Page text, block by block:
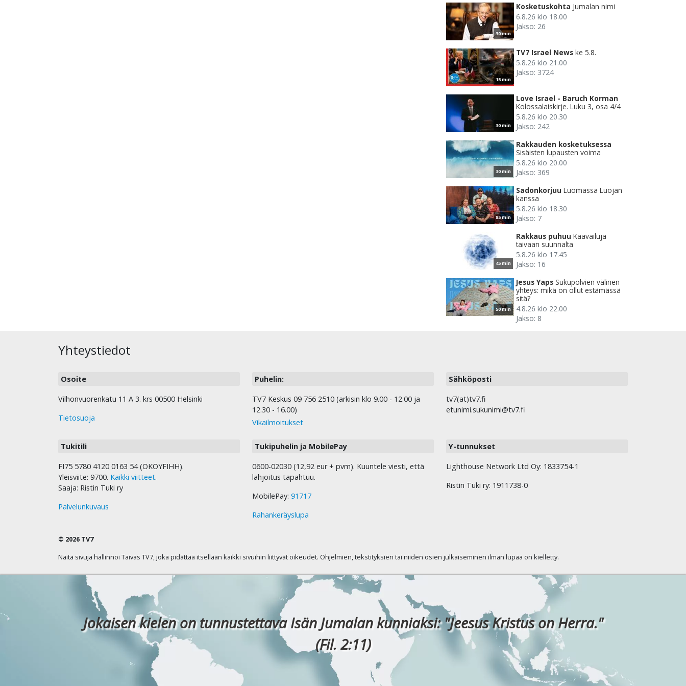
30 min
Kosketuskohta Jumalan nimi
6.8.26 klo 18.00
Jakso: 26
15 min
TV7 Israel News ke 5.8.
5.8.26 klo 21.00
Jakso: 3724
30 min
Love Israel - Baruch Korman
Kolossalaiskirje. Luku 3, osa 4/4
5.8.26 klo 20.30
Jakso: 242
30 min
Rakkauden kosketuksessa
Sisäisten lupausten voima
5.8.26 klo 20.00
Jakso: 369
85 min
Sadonkorjuu Luomassa Luojan
kanssa
5.8.26 klo 18.30
Jakso: 7
45 min
Rakkaus puhuu Kaavailuja
taivaan suunnalta
5.8.26 klo 17.45
Jakso: 16
50 min
Jesus Yaps Sukupolvien välinen
yhteys: mikä on ollut estämässä
sitä?
4.8.26 klo 22.00
Jakso: 8
Yhteystiedot
Osoite
Vilhonvuorenkatu 11 A 3. krs 00500 Helsinki
Tietosuoja
Puhelin:
TV7 Keskus 09 756 2510 (arkisin klo 9.00 - 12.00 ja
12.30 - 16.00)
Vikailmoitukset
Sähköposti
tv7(at)tv7.fi
etunimi.sukunimi@tv7.fi
Tukitili
FI75 5780 4120 0163 54 (OKOYFIHH).
Yleisviite: 9700. Kaikki viitteet.
Saaja: Ristin Tuki ry
Palvelunkuvaus
Tukipuhelin ja MobilePay
0600-02030 (12,92 eur + pvm). Kuuntele viesti, että
lahjoitus tapahtuu.
MobilePay: 91717
Rahankeräyslupa
Y-tunnukset
Lighthouse Network Ltd Oy: 1833754-1
Ristin Tuki ry: 1911738-0
© 2026 TV7
Näitä sivuja hallinnoi Taivas TV7, joka pidättää itsellään kaikki sivuihin liittyvät oikeudet. Ohjelmien, tekstityksien tai niiden osien julkaiseminen ilman lupaa on kielletty.
Jokaisen kielen on tunnustettava Isän Jumalan kunniaksi: "Jeesus Kristus on Herra."
(Fil. 2:11)